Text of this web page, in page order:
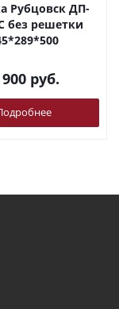
Рубцовск ДП-
без решетки
руб.